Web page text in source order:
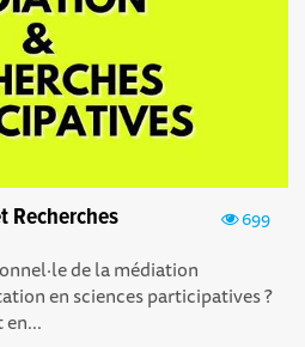
699
Recherches
de la médiation
en sciences participatives ?